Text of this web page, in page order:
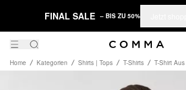
FINAL SALE – BIS ZU 50%
Home Kategorien Shirts | Tops T-Shirts T-Shirt